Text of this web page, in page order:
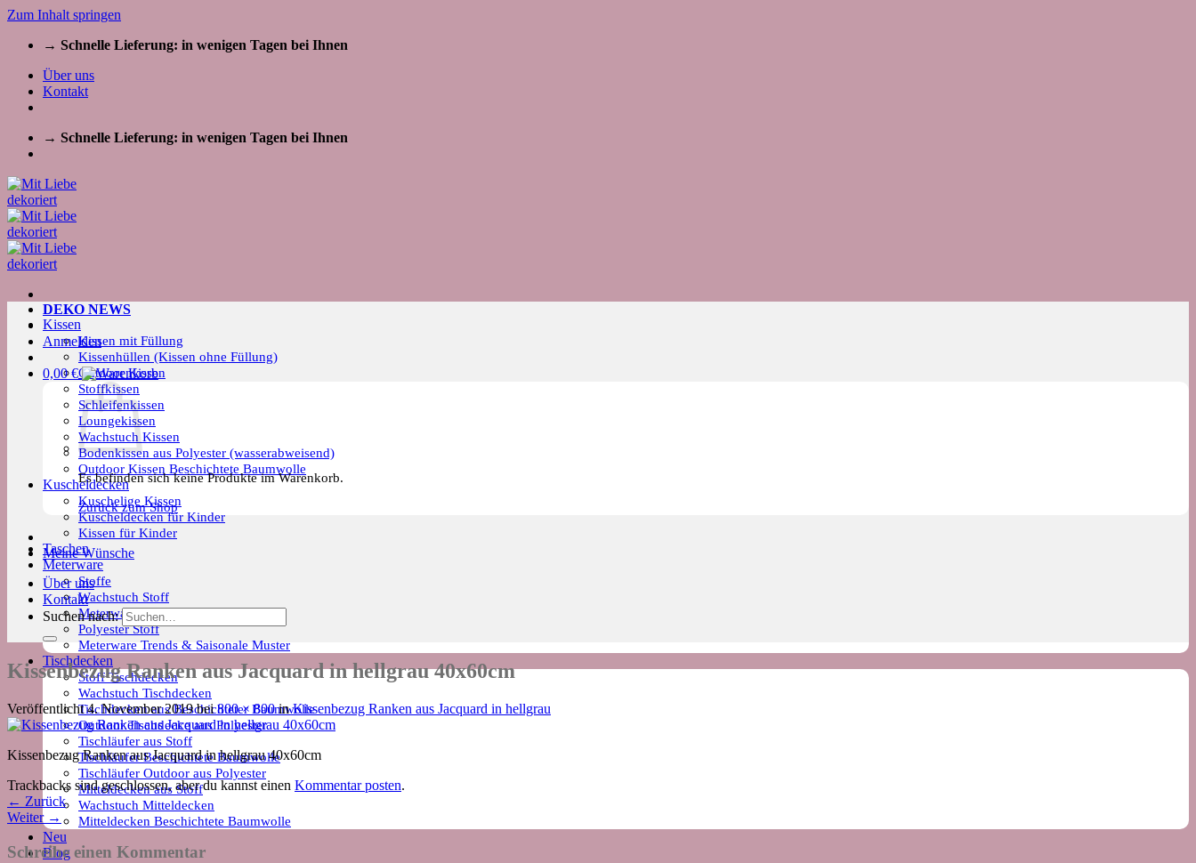
Zum Inhalt springen
→ Schnelle Lieferung: in wenigen Tagen bei Ihnen
Über uns
Kontakt
→ Schnelle Lieferung: in wenigen Tagen bei Ihnen
Kissen
Kissen mit Füllung
Kissenhüllen (Kissen ohne Füllung)
Outdoor Kissen
Stoffkissen
Schleifenkissen
Loungekissen
Wachstuch Kissen
Bodenkissen aus Polyester (wasserabweisend)
Outdoor Kissen Beschichtete Baumwolle
Kuscheldecken
Kuschelige Kissen
Kuscheldecken für Kinder
Kissen für Kinder
Taschen
Meterware
Stoffe
Wachstuch Stoff
Meterware Beschichtete Baumwolle
Polyester Stoff
Meterware Trends & Saisonale Muster
Tischdecken
Stoff Tischdecken
Wachstuch Tischdecken
Tischdecken aus Beschichteter Baumwolle
Outdoor Tischdecke aus Polyester
Tischläufer aus Stoff
Tischläufer Beschichtete Baumwolle
Tischläufer Outdoor aus Polyester
Mitteldecken aus Stoff
Wachstuch Mitteldecken
Mitteldecken Beschichtete Baumwolle
Neu
Blog
DEKO NEWS
Anmelden
0,00€
Es befinden sich keine Produkte im Warenkorb.
Zurück zum Shop
Meine Wünsche
Über uns
Kontakt
Suchen nach:
Kissenbezug Ranken aus Jacquard in hellgrau 40x60cm
Veröffentlicht4. November 2019bei800 × 800inKissenbezug Ranken aus Jacquard in hellgrau
Kissenbezug Ranken aus Jacquard in hellgrau 40x60cm
Trackbacks sind geschlossen, aber du kannst einen Kommentar posten.
← Zurück
Weiter →
Schreibe einen Kommentar